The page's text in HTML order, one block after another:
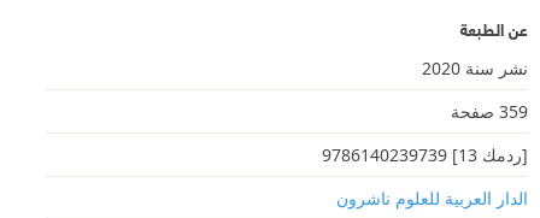
عن الطبعة
نشر سنة 2020
359 صفحة
[ردمك 13] 9786140239739
الدار العربية للعلوم ناشرون